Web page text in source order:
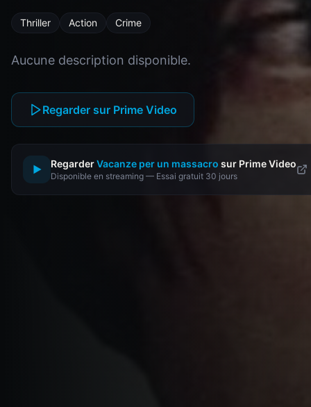
Thriller Action Crime
Aucune description disponible.
Regarder sur Prime Video
▶ RegarderVacanze per un massacro sur Prime Video
Disponible en streaming — Essai gratuit 30 jours